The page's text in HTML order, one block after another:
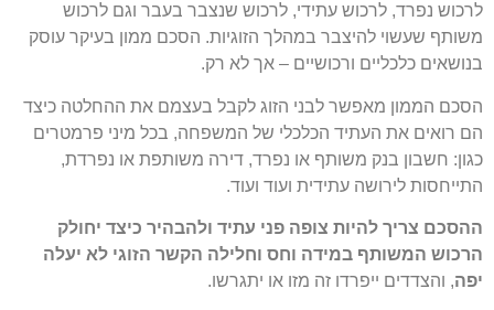
לרכוש נפרד, לרכוש עתידי, לרכוש שנצבר בעבר וגם לרכוש
משותף שעשוי להיצבר במהלך הזוגיות. הסכם ממון בעיקר עוסק
בנושאים כלכליים ורכושיים – אך לא רק.
הסכם הממון מאפשר לבני הזוג לקבל בעצמם את ההחלטה כיצד
הם רואים את העתיד הכלכלי של המשפחה, בכל מיני פרמטרים
כגון: חשבון בנק משותף או נפרד, דירה משותפת או נפרדת,
התייחסות לירושה עתידית ועוד ועוד.
ההסכם צריך להיות צופה פני עתיד ולהבהיר כיצד יחולק
הרכוש המשותף במידה וחס וחלילה הקשר הזוגי לא יעלה
יפה, והצדדים ייפרדו זה מזו או יתגרשו.